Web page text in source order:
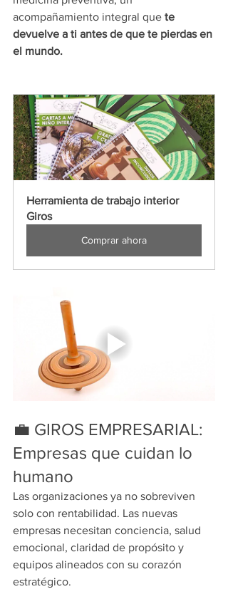
acompañamiento integral que te
devuelve a ti antes de que te pierdas en
el mundo.
Herramienta de trabajo interior
Giros
Comprar ahora
💼 GIROS EMPRESARIAL:
Empresas que cuidan lo
humano
Las organizaciones ya no sobreviven
solo con rentabilidad. Las nuevas
empresas necesitan conciencia, salud
emocional, claridad de propósito y
equipos alineados con su corazón
estratégico.